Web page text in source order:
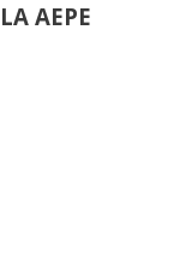
AEPE